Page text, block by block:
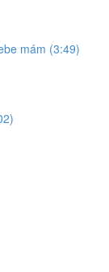
mám (3:49)